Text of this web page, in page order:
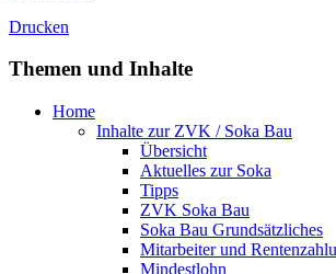
Drucken
Themen und Inhalte
Home
Inhalte zur ZVK / Soka Bau
Übersicht
Aktuelles zur Soka
Tipps
ZVK Soka Bau
Soka Bau Grundsätzliches
Mitarbeiter und
Mindestlohn